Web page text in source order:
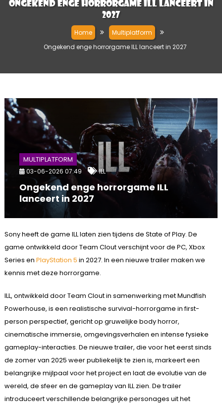
Ongekend enge horrorgame ILL lanceert in
2027
Home
Multiplatform
Ongekend enge horrorgame ILL lanceert in 2027
MULTIPLATFORM
03-06-2026 07:49 ILL
Ongekend enge horrorgame ILL
lanceert in 2027
Sony heeft de game ILL laten zien tijdens de State of Play. De
game ontwikkeld door Team Clout verschijnt voor de PC, Xbox
Series en PlayStation 5 in 2027. In een nieuwe trailer maken we
kennis met deze horrorgame.
ILL, ontwikkeld door Team Clout in samenwerking met Mundfish
Powerhouse, is een realistische survival-horrorgame in first-
person perspectief, gericht op gruwelijke body horror,
cinematische immersie, omgevingsverhalen en intense fysieke
gameplay-interacties. De nieuwe trailer, die voor het eerst sinds
de zomer van 2025 weer publiekelijk te zien is, markeert een
belangrijke mijlpaal voor het project en laat de evolutie van de
wereld, de sfeer en de gameplay van ILL zien. De trailer
introduceert verschillende belangrijke personages uit het